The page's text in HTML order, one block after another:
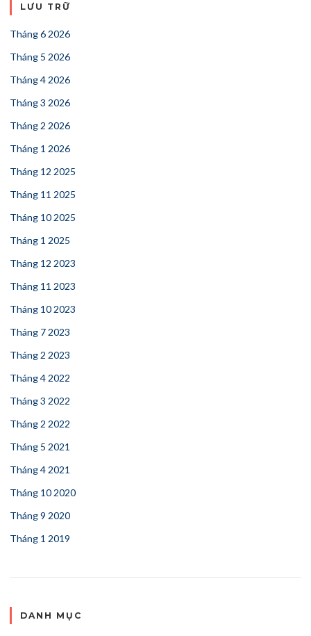
LƯU TRỮ
Tháng 6 2026
Tháng 5 2026
Tháng 4 2026
Tháng 3 2026
Tháng 2 2026
Tháng 1 2026
Tháng 12 2025
Tháng 11 2025
Tháng 10 2025
Tháng 1 2025
Tháng 12 2023
Tháng 11 2023
Tháng 10 2023
Tháng 7 2023
Tháng 2 2023
Tháng 4 2022
Tháng 3 2022
Tháng 2 2022
Tháng 5 2021
Tháng 4 2021
Tháng 10 2020
Tháng 9 2020
Tháng 1 2019
DANH MỤC